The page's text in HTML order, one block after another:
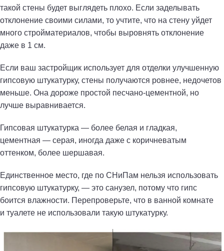
такой стены будет выглядеть плохо. Если заделывать
отклонение своими силами, то учтите, что на стену уйдет
много стройматериалов, чтобы выровнять отклонение
даже в 1 см.
Если ваш застройщик использует для отделки улучшенную
гипсовую штукатурку, стены получаются ровнее, недочетов
меньше. Она дороже простой песчано-цементной, но
лучше выравнивается.
Гипсовая штукатурка — более белая и гладкая,
цементная — серая, иногда даже с коричневатым
оттенком, более шершавая.
Единственное место, где по СНиПам нельзя использовать
гипсовую штукатурку, — это санузел, потому что гипс
боится влажности. Перепроверьте, что в ванной комнате
и туалете не использовали такую штукатурку.